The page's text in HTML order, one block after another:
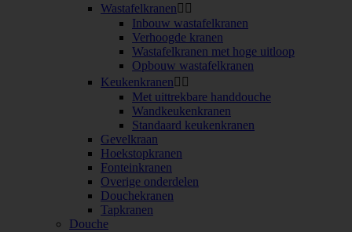
Wastafelkranen 
Inbouw wastafelkranen
Verhoogde kranen
Wastafelkranen met hoge uitloop
Opbouw wastafelkranen
Keukenkranen 
Met uittrekbare handdouche
Wandkeukenkranen
Standaard keukenkranen
Gevelkraan
Hoekstopkranen
Fonteinkranen
Overige onderdelen
Douchekranen
Tapkranen
Douche